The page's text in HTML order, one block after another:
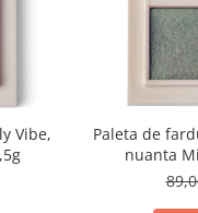
Vibe,
Paleta de
nuanta